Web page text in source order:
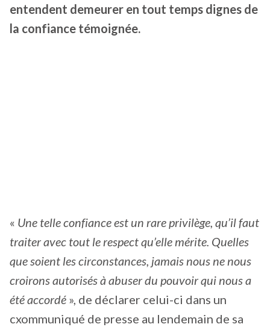
entendent demeurer en tout temps dignes de
la confiance témoignée.
« Une telle confiance est un rare privilège, qu’il faut
traiter avec tout le respect qu’elle mérite. Quelles
que soient les circonstances, jamais nous ne nous
croirons autorisés à abuser du pouvoir qui nous a
été accordé », de déclarer celui-ci dans un
cxommuniqué de presse au lendemain de sa